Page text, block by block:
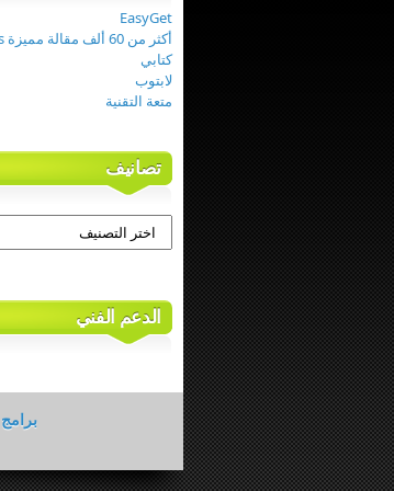
EasyGet
أكثر من 60 ألف مقالة مميزة Articles
كتابي
لابتوب
متعة التقنية
تصانيف
تصانيف
الدعم الفني